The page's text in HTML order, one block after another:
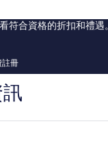
符合資格的折扣和禮
註冊